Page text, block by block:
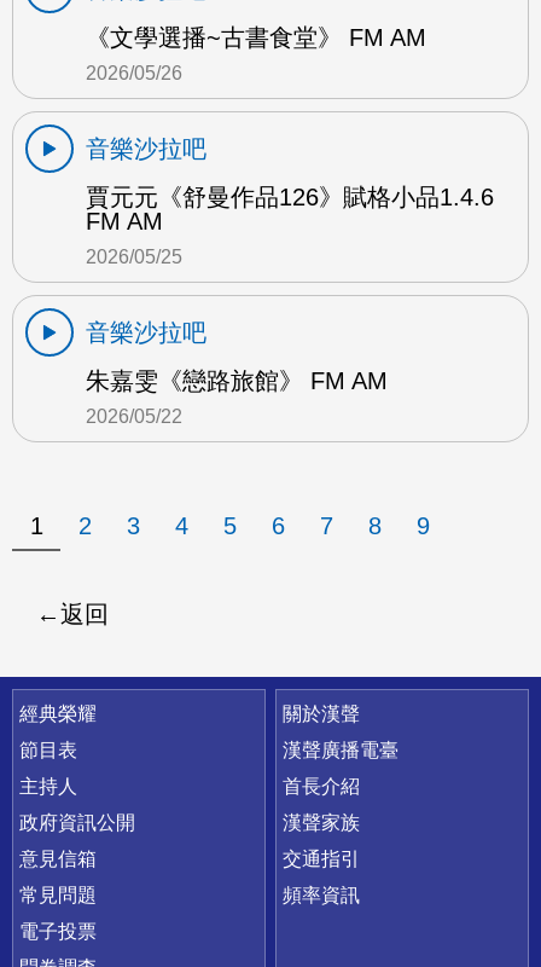
《文學選播~古書食堂》 FM AM
2026/05/26
音樂沙拉吧
賈元元《舒曼作品126》賦格小品1.4.6
FM AM
2026/05/25
音樂沙拉吧
朱嘉雯《戀路旅館》 FM AM
2026/05/22
1 2 3 4 5 6 7 8 9
返回
快速連結
經典榮耀
節目表
主持人
政府資訊公開
意見信箱
常見問題
電子投票
關於漢聲
漢聲廣播電臺
首長介紹
漢聲家族
交通指引
頻率資訊